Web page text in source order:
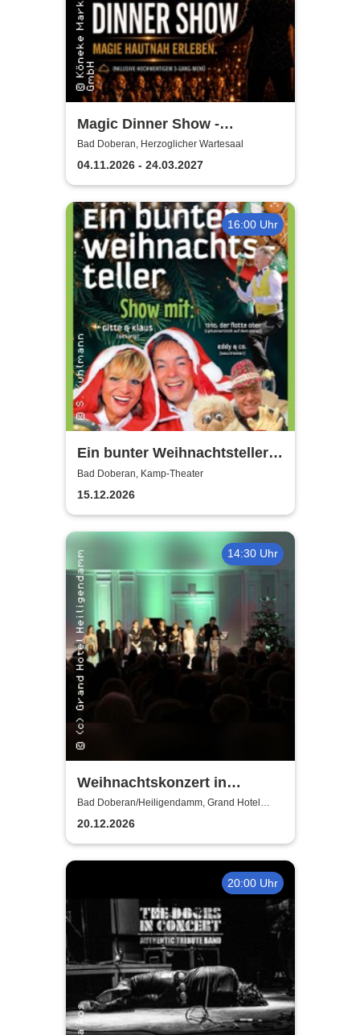
Magic Dinner Show -
Exklusive
Erlebnisgastronomie | Seit 14
Jahren & über 500 Magic
Dinner Shows
Bad Doberan, Herzoglicher Wartesaal
04.11.2026 - 24.03.2027
16:00 Uhr
Ein bunter Weihnachtsteller
mit Gitte & Klaus, Eddy & Co
Bad Doberan, Kamp-Theater
15.12.2026
14:30 Uhr
Weihnachtskonzert in
Heiligendamm - Talente der
Young Academy Rostock
Bad Doberan/Heiligendamm, Grand Hotel
Heiligendamm
20.12.2026
20:00 Uhr